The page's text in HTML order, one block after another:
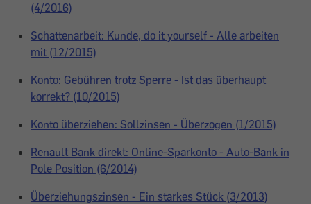
(4/2016)
Schattenarbeit: Kunde, do it yourself - Alle arbeiten
mit (12/2015)
Konto: Gebühren trotz Sperre - Ist das überhaupt
korrekt? (10/2015)
Konto überziehen: Sollzinsen - Überzogen (1/2015)
Renault Bank direkt: Online-Sparkonto - Auto-Bank in
Pole Position (6/2014)
Überziehungszinsen - Ein starkes Stück (3/2013)